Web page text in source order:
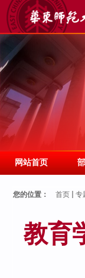
网站首页
您的位置： 首页 专
教育